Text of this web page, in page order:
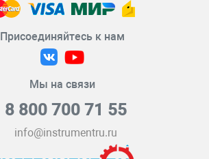
Присоединяйтесь к нам
Мы на связи
8 800 700 71 55
info@instrumentru.ru